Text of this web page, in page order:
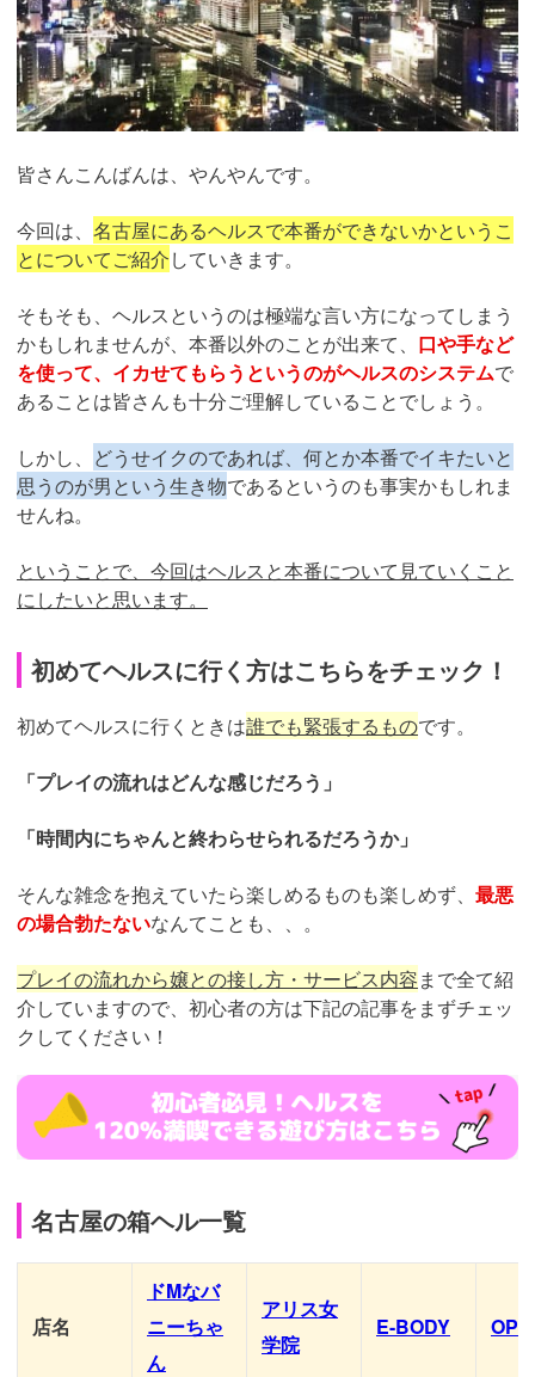
皆さんこんばんは、やんやんです。
今回は、 名古屋にあるヘルスで本番ができないかというこ
とについてご紹介していきます。
そもそも、ヘルスというのは極端な言い方になってしまう
かもしれませんが、本番以外のことが出来て、 口や手など
を使って、イカせてもらうというのがヘルスのシステムで
あることは皆さんも十分ご理解していることでしょう。
しかし、 どうせイクのであれば、何とか本番でイキたいと
思うのが男という生き物であるというのも事実かもしれま
せんね。
ということで、今回はヘルスと本番について見ていくこと
にしたいと思います。
初めてヘルスに行く方はこちらをチェック！
初めてヘルスに行くときは誰でも緊張するものです。
「プレイの流れはどんな感じだろう」
「時間内にちゃんと終わらせられるだろうか」
そんな雑念を抱えていたら楽しめるものも楽しめず、 最悪
の場合勃たないなんてことも、、。
プレイの流れから嬢との接し方・サービス内容まで全て紹
介していますので、初心者の方は下記の記事をまずチェッ
クしてください！
https://trip-
partner.jp/4011
名古屋の箱ヘル一覧
店名
ドMなバ
ニーちゃ
ん
アリス女
学院
E-BODY